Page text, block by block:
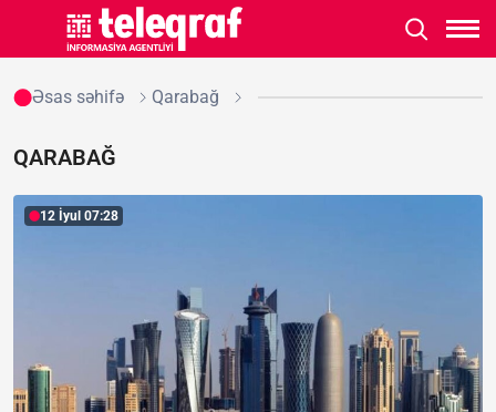
Əsas səhifə Qarabağ
QARABAĞ
12 İyul 07:28